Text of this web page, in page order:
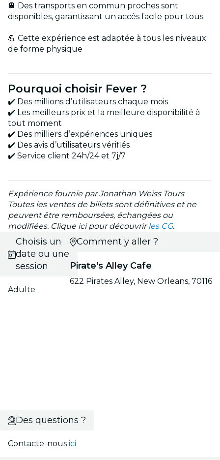
🚆 Des transports en commun proches sont
disponibles, garantissant un accès facile pour tous
💪 Cette expérience est adaptée à tous les niveaux
de forme physique
Pourquoi choisir Fever ?
✔️ Des millions d’utilisateurs chaque mois
✔️ Les meilleurs prix et la meilleure disponibilité à
tout moment
✔️ Des milliers d’expériences uniques
✔️ Des avis d’utilisateurs vérifiés
✔️ Service client 24h/24 et 7j/7
Expérience fournie par Jonathan Weiss Tours
Toutes les ventes de billets sont définitives et ne
peuvent être remboursées, échangées ou
modifiées. Clique ici pour découvrirles CG.
Choisis une
date ou une
session
Adulte
Comment y aller ?
Pirate's Alley Cafe
622 Pirates Alley, New Orleans, 70116
Des questions ?
Contacte-nous ici